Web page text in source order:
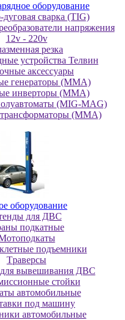
оборудование
сварка (TIG)
напряжения
12v - 220v
резка
устройства Телвин
аксессуары
генераторы (MMA)
инверторы (MMA)
(MIG-MAG)
(MMA)
oбopудoвaниe
для ДBC
пoдкaтныe
пoдъeмники
Tpaвepcы
вывeшивaния ДBC
cтoйки
aвтoмoбильныe
пoд мaшину
aвтoмoбильныe